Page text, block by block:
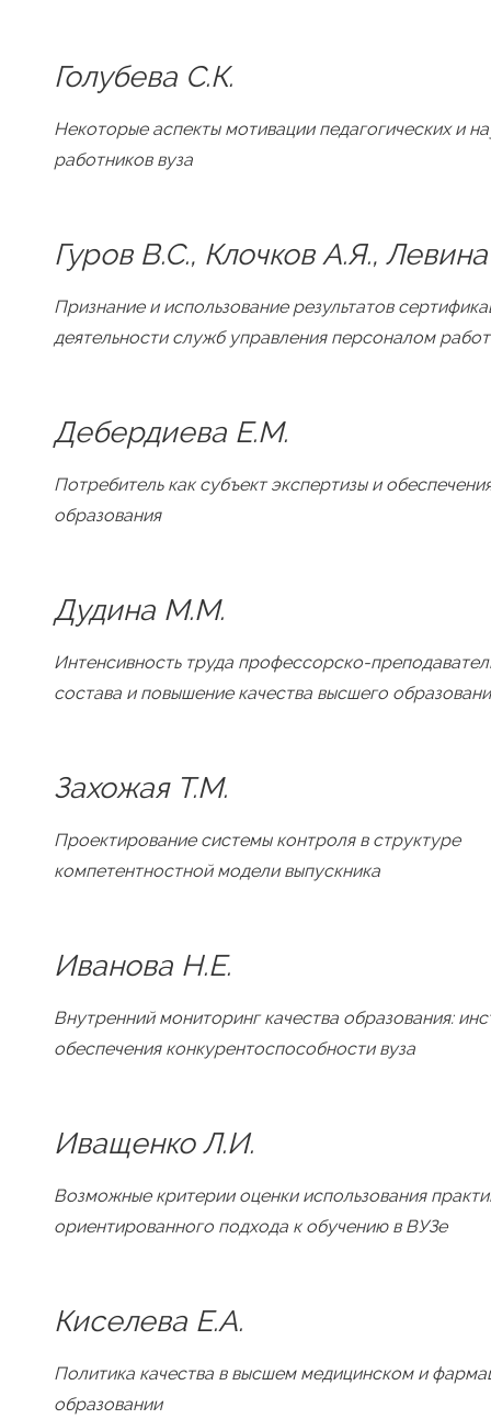
Голубева С.К.
Некоторые аспекты мотивации педагогических и
работников вуза
Гуров В.С., Клочков А.Я.,
Признание и использование результатов
деятельности служб управления персоналом
Дебердиева Е.М.
Потребитель как субъект экспертизы и
образования
Дудина М.М.
Интенсивность труда профессорско-
состава и повышение качества высшего
Захожая Т.М.
Проектирование системы контроля в структуре
компетентностной модели выпускника
Иванова Н.Е.
Внутренний мониторинг качества образования:
обеспечения конкурентоспособности вуза
Иващенко Л.И.
Возможные критерии оценки использования
ориентированного подхода к обучению в ВУЗе
Киселева Е.А.
Политика качества в высшем медицинском и
образовании